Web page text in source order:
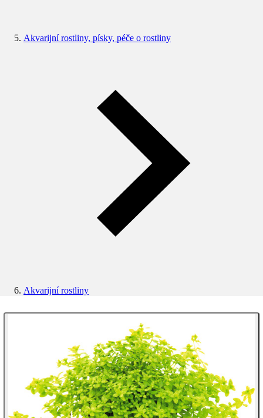
Akvarijní rostliny, písky, péče o rostliny
Akvarijní rostliny